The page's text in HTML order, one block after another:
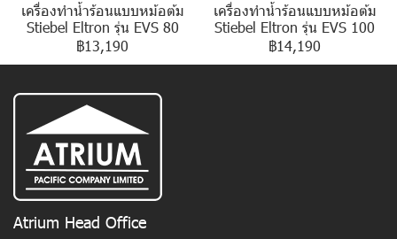
เครื่องทำน้ำร้อนแบบหม้อต้ม
Stiebel Eltron รุ่น EVS 80
฿13,190
เครื่องทำน้ำร้อนแบบหม้อต้ม
Stiebel Eltron รุ่น EVS 100
฿14,190
Atrium Head Office